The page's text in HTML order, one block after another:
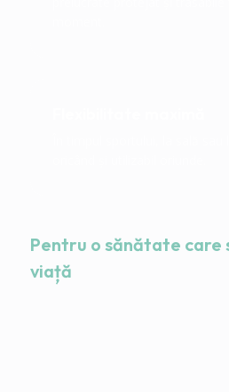
Pentru o sănătate care
viață